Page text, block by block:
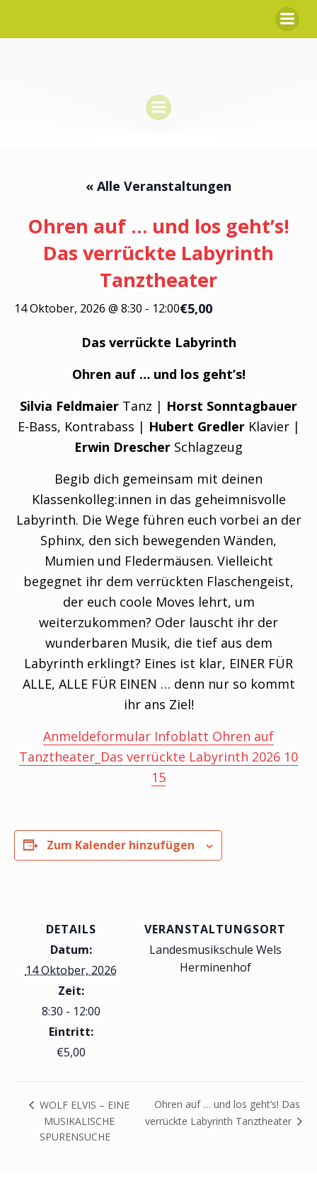
springen
« Alle Veranstaltungen
Ohren auf … und los geht’s!
Das verrückte Labyrinth
Tanztheater
14 Oktober, 2026 @ 8:30 - 12:00€5,00
Das verrückte Labyrinth
Ohren auf … und los geht’s!
Silvia Feldmaier Tanz | Horst Sonntagbauer
E-Bass, Kontrabass | Hubert Gredler Klavier |
Erwin Drescher Schlagzeug
Begib dich gemeinsam mit deinen
Klassenkolleg:innen in das geheimnisvolle
Labyrinth. Die Wege führen euch vorbei an der
Sphinx, den sich bewegenden Wänden,
Mumien und Fledermäusen. Vielleicht
begegnet ihr dem verrückten Flaschengeist,
der euch coole Moves lehrt, um
weiterzukommen? Oder lauscht ihr der
wunderbaren Musik, die tief aus dem
Labyrinth erklingt? Eines ist klar, EINER FÜR
ALLE, ALLE FÜR EINEN … denn nur so kommt
ihr ans Ziel!
Anmeldeformular Infoblatt Ohren auf
Tanztheater_Das verrückte Labyrinth 2026 10
15
Zum Kalender hinzufügen
DETAILS
Datum:
14 Oktober, 2026
Zeit:
8:30 - 12:00
Eintritt:
€5,00
VERANSTALTUNGSORT
Landesmusikschule Wels
Herminenhof
WOLF ELVIS – EINE
MUSIKALISCHE
SPURENSUCHE
Ohren auf … und los geht’s! Das
verrückte Labyrinth Tanztheater